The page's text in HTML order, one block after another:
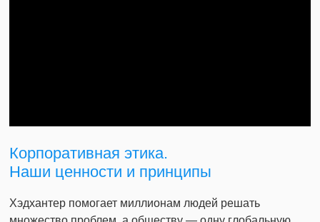
Корпоративная этика.
Наши ценности и принципы
Хэдхантер помогает миллионам людей решать